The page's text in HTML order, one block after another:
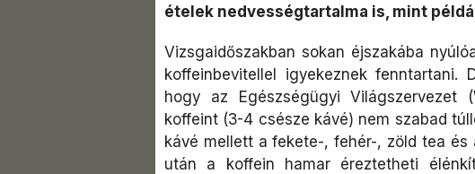
ételek nedvességtartalma is, mint
Vizsgaidőszakban sokan éjszakába
koffeinbevitellel igyekeznek fenntartani.
hogy az Egészségügyi
koffeint (3-4 csésze kávé) nem szabad
kávé mellett a fekete-, fehér-, zöld tea
után a koffein hamar éreztetheti